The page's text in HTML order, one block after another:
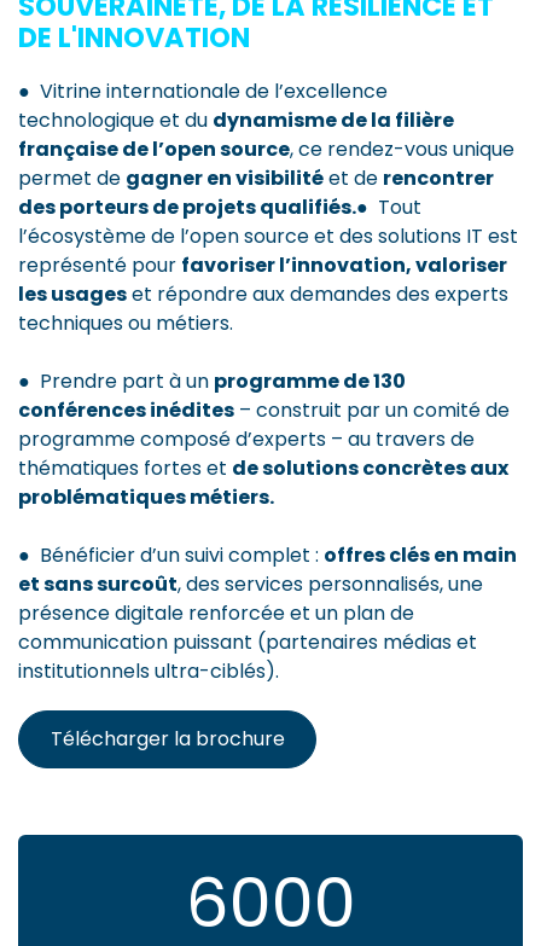
DE L'INNOVATION
● Vitrine internationale de l’excellence
technologique et du dynamisme de la filière
française de l’open source, ce rendez-vous unique
permet de gagner en visibilitéet de rencontrer
des porteurs de projets qualifiés.● Tout
l’écosystème de l’open source et des solutions IT est
représenté pour favoriser l’innovation, valoriser
les usageset répondre aux demandes des experts
techniques ou métiers.
● Prendre part à un programme de 130
conférences inédites – construit par un comité de
programme composé d’experts – au travers de
thématiques fortes et de solutions concrètes aux
problématiques métiers.
● Bénéficier d’un suivi complet : offres clés en main
et sans surcoût, des services personnalisés, une
présence digitale renforcée et un plan de
communication puissant (partenaires médias et
institutionnels ultra-ciblés).
Télécharger la brochure
6000